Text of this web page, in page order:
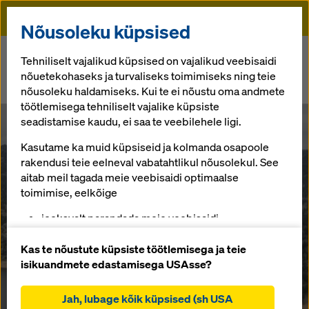
Doka
Doka supports largest roller-compacted concrete dam expansion in
U.S. history
Doka supports
largest roller-
compacted
concrete dam
Nõusoleku küpsised
Tehniliselt vajalikud küpsised on vajalikud veebisaidi
nõuetekohaseks ja turvaliseks toimimiseks ning teie
nõusoleku haldamiseks. Kui te ei nõustu oma andmete
töötlemisega tehniliselt vajalike küpsiste
seadistamise kaudu, ei saa te veebilehele ligi.
Kasutame ka muid küpsiseid ja kolmanda osapoole
rakendusi teie eelneval vabatahtlikul nõusolekul. See
aitab meil tagada meie veebisaidi optimaalse
toimimise, eelkõige
jooksvalt parandada meie veebisaidi
küpsised),
hõlbustada sujuvat ostuprotsessi Doka veebipoe
küpsised),
Kas te nõustute küpsiste töötlemisega ja teie
isikuandmete edastamisega USAsse?
Jah, lubage kõik küpsised (sh USA